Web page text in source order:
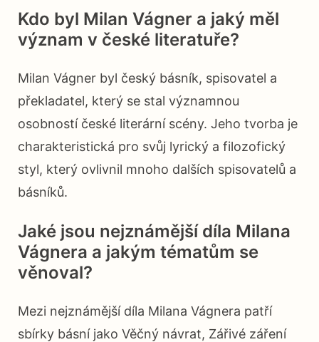
Kdo byl Milan Vágner a jaký měl
význam v české literatuře?
Milan Vágner byl český básník, spisovatel a
překladatel, který se stal významnou
osobností české literární scény. Jeho tvorba je
charakteristická pro svůj lyrický a filozofický
styl, který ovlivnil mnoho dalších spisovatelů a
básníků.
Jaké jsou nejznámější díla Milana
Vágnera a jakým tématům se
věnoval?
Mezi nejznámější díla Milana Vágnera patří
sbírky básní jako Věčný návrat, Zářivé záření